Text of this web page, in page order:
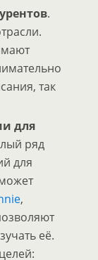
.
так
для
ряд
для
,
её.